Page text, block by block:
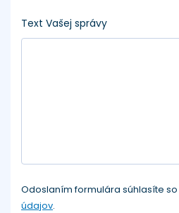
Text Vašej správy
Odoslaním formulára súhlasíte so
údajov.